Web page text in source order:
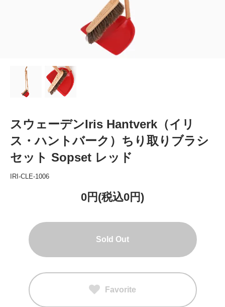
スウェーデンIris Hantverk（イリ
ス・ハントバーク）ちり取りブラシ
セット Sopset レッド
IRI-CLE-1006
0円(税込0円)
Sold Out
Favorite